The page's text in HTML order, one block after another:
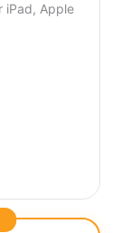
iPad, Apple